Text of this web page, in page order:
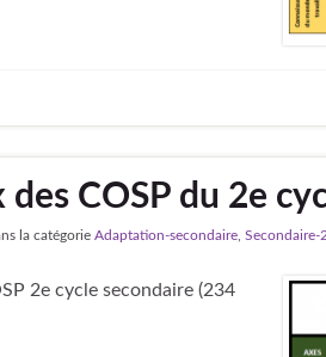
des COSP du 2e
la catégorie Adaptation-secondaire Secondaire-
2e cycle secondaire (234